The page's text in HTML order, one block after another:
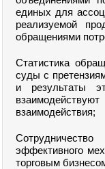
единых для
реализуемой
обращениями
Статистика
суды с
и результаты
взаимодействия;
эффективного
торговым